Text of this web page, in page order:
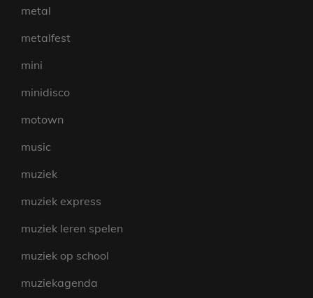
metal
metalfest
mini
minidisco
motown
music
muziek
muziek express
muziek leren spelen
muziek op school
muziekagenda